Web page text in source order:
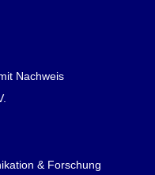
Nachweis
& Forschung